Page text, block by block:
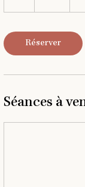
Réserver
Séances à